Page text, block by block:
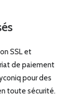
SSL et
de paiement
pour des
toute sécurité.